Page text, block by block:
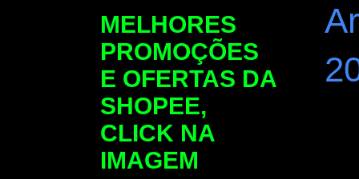
MELHORES
PROMOÇÕES
E OFERTAS DA
SHOPEE,
CLICK NA
IMAGEM